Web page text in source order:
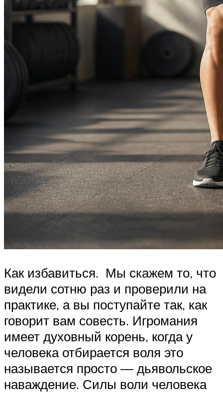
Как избавиться. Мы скажем то, что
видели сотню раз и проверили на
практике, а вы поступайте так, как
говорит вам совесть. Игромания
имеет духовный корень, когда у
человека отбирается воля это
называется просто ― дьявольское
наваждение. Силы воли человека